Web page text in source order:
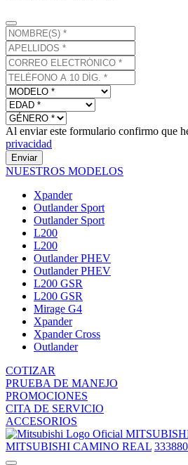
Al enviar este formulario confirmo que
privacidad
Enviar
NUESTROS MODELOS
Xpander
Outlander Sport
Outlander Sport
L200
L200
Outlander PHEV
Outlander PHEV
L200 GSR
L200 GSR
Mirage G4
Xpander
Xpander Cross
Outlander
COTIZAR
PRUEBA DE MANEJO
PROMOCIONES
CITA DE SERVICIO
ACCESORIOS
MITSUBISHI CAMINO REAL